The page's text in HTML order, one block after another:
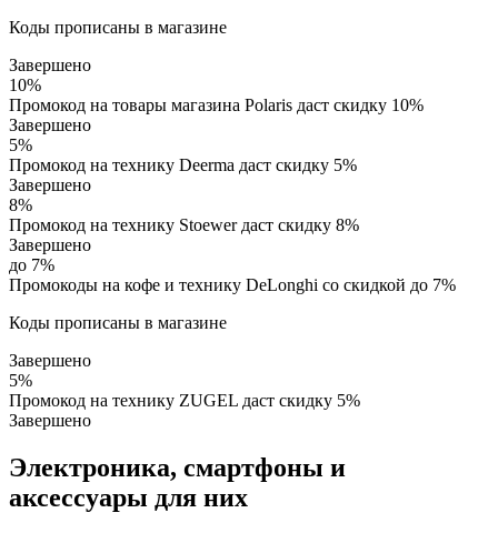
Коды прописаны в магазине
Завершено
10%
Промокод на товары магазина Polaris даст скидку 10%
Завершено
5%
Промокод на технику Deerma даст скидку 5%
Завершено
8%
Промокод на технику Stoewer даст скидку 8%
Завершено
до 7%
Промокоды на кофе и технику DeLonghi со скидкой до 7%
Коды прописаны в магазине
Завершено
5%
Промокод на технику ZUGEL даст скидку 5%
Завершено
Электроника, смартфоны и
аксессуары для них